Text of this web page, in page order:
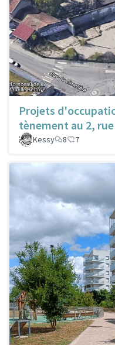
Projets
tènement au 2,
Kessy
8 7